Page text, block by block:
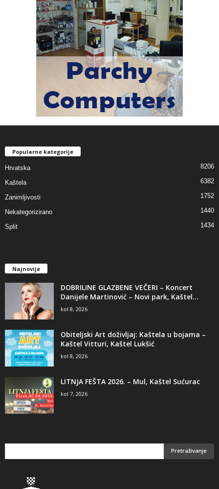
Popularne kategorije
Hrvatska 8206
Kaštela 6382
Zanimljivosti 1752
Nekategorizirano 1440
Split 1434
Najnovije
DOBRILINE GLAZBENE VEČERI – Koncert
Danijele Martinović – Novi park, Kaštel...
kol 8, 2026
Obiteljski Art doživljaj: Kaštela u bojama –
Kaštel Vitturi, Kaštel Lukšić
kol 8, 2026
LITNJA FEŠTA 2026. – Mul, Kaštel Sućurac
kol 7, 2026